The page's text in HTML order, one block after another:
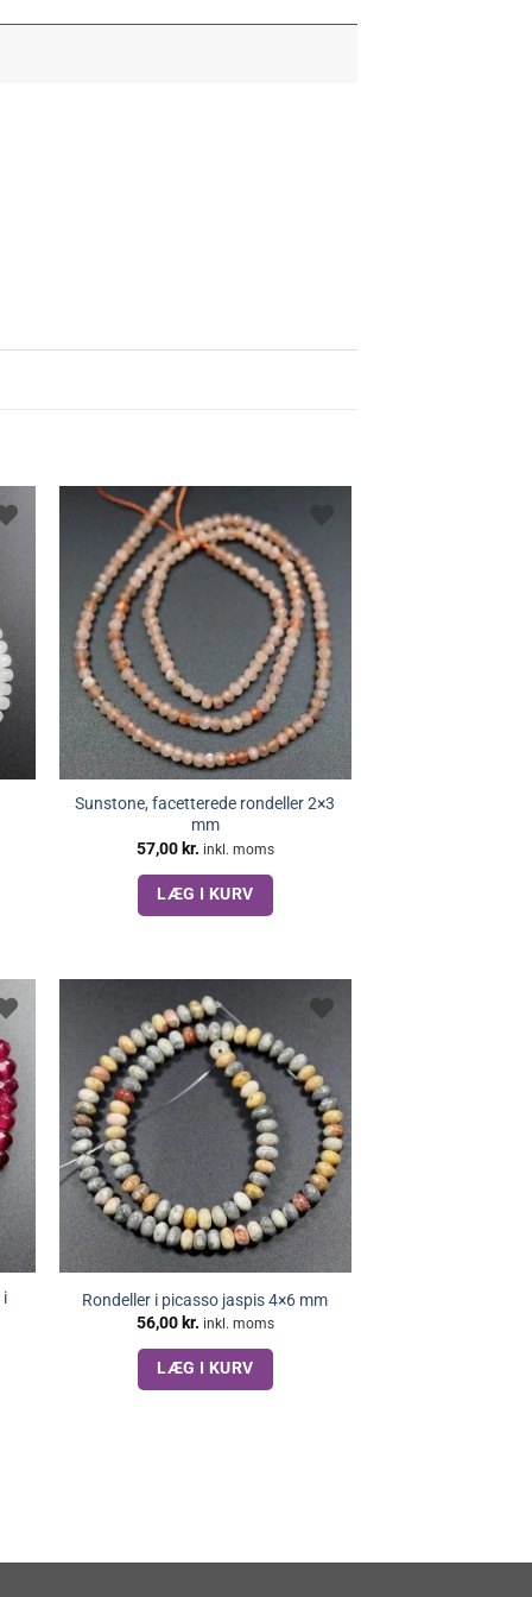
Sunstone, facetterede rondeller 2×3
mm
57,00 kr. inkl. moms
LÆG I KURV
i
Rondeller i picasso jaspis 4×6 mm
56,00 kr. inkl. moms
LÆG I KURV